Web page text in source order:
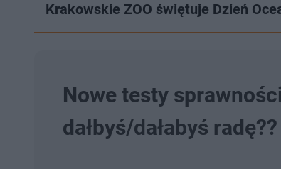
Krakowskie ZOO świętuje Dzień
Nowe testy
dałbyś/dałabyś radę??